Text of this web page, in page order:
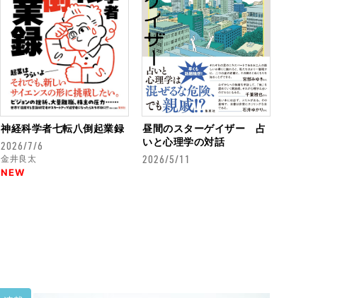
神経科学者七転八倒起業録
2026/7/6
金井良太
NEW
昼間のスターゲイザー 占
いと心理学の対話
2026/5/11